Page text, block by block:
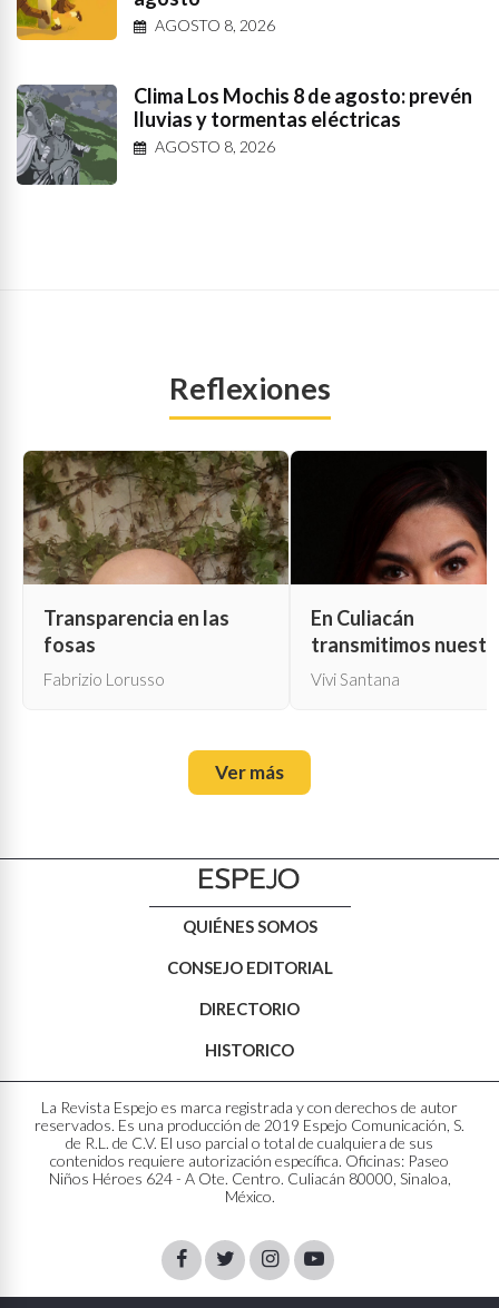
AGOSTO 8, 2026
Clima Los Mochis 8 de agosto: prevén
lluvias y tormentas eléctricas
AGOSTO 8, 2026
Reflexiones
Transparencia en las
fosas
Fabrizio Lorusso
En Culiacán
transmitimos
propia muerte
Vivi Santana
Ver más
QUIÉNES SOMOS
CONSEJO EDITORIAL
DIRECTORIO
HISTORICO
La Revista Espejo es marca registrada y con derechos de autor
reservados. Es una producción de 2019 Espejo Comunicación, S.
de R.L. de C.V. El uso parcial o total de cualquiera de sus
contenidos requiere autorización específica. Oficinas: Paseo
Niños Héroes 624 - A Ote. Centro. Culiacán 80000, Sinaloa,
México.
FacebookTwitterInstagram
Youtube